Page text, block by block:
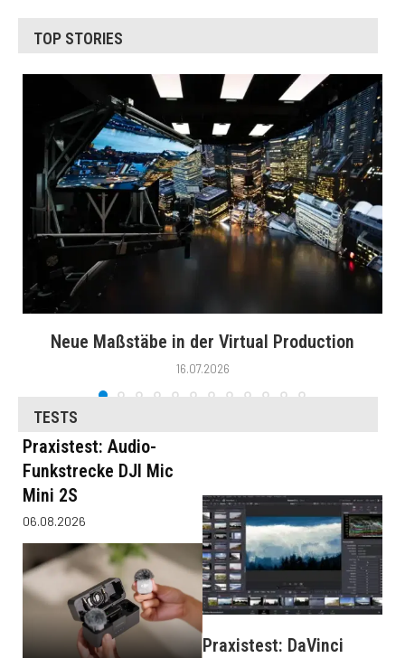
TOP STORIES
Neue Maßstäbe in der Virtual Production
16.07.2026
TESTS
Praxistest: Audio-
Funkstrecke DJI Mic
Mini 2S
06.08.2026
Praxistest: DaVinci